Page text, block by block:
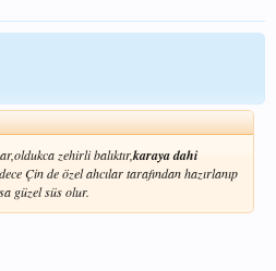
zehirli balıktır,karaya dahi
Çin de özel ahcılar tarafından hazırlanıp
güzel süs olur.